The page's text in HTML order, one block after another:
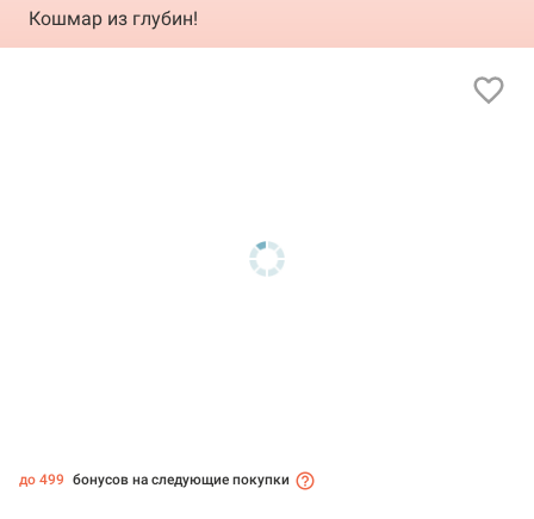
Кошмар из глубин!
до 499 бонусов на следующие покупки